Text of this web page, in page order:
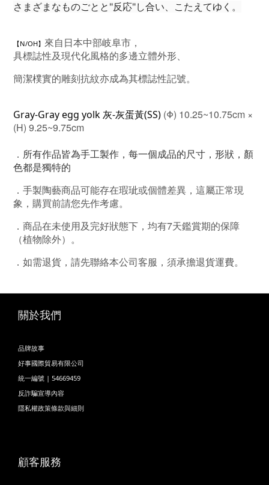
さまざまなものごとと"反応"し合い、こたえてゆく。
【N/OH】 來自日本中部岐阜市，
具標誌性及現代化風格的多邊立體外形、
簡潔樸實的雕刻抗紋亦成為其標誌性記號。
Gray-Gray egg yolk 灰-灰蛋黃(SS) (Φ) 10.25~10.75cm ×
(H) 9.25~9.75cm
． 所有作品皆為手工製作，每一個成品的尺寸，形狀，顏
色都是獨特的
． 手製陶藝商品可能存在瑕玼或個體差異，這屬正常現
象，購買前請您先作考慮。
．商品在未使用及完好狀態下，均有7天鑑賞期的保障
（植物除外）。
．如需退貨，請先聯絡本公司客服，須承擔退貨運費。
關於我們
品牌故事
好事國際貿易有限公司
統一編號 | 54669459
反詐騙宣導內容
隱私權政策條款與細則
顧客服務